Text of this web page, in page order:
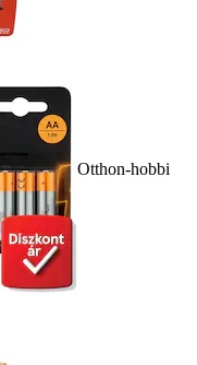
Otthon-hobbi